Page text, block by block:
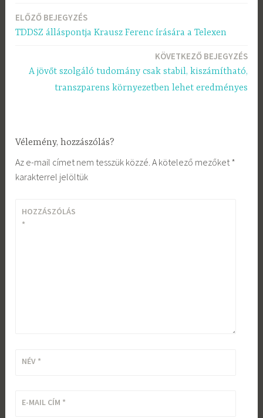
Bejegyzés
ELŐZŐ BEJEGYZÉS
TDDSZ álláspontja Krausz Ferenc írására a Telexen
KÖVETKEZŐ BEJEGYZÉS
A jövőt szolgáló tudomány csak stabil, kiszámítható,
transzparens környezetben lehet eredményes
Vélemény, hozzászólás?
Az e-mail címet nem tesszük közzé. A kötelező mezőket *
karakterrel jelöltük
HOZZÁSZÓLÁS
*
NÉV *
E-MAIL CÍM *